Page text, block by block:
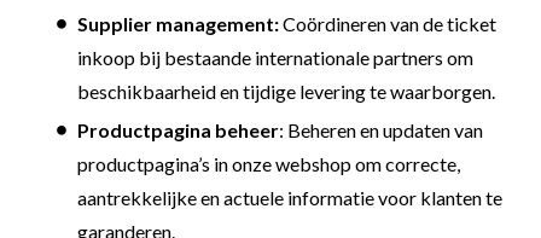
Supplier management:Coördineren van de ticket
inkoop bij bestaande internationale partners om
beschikbaarheid en tijdige levering te waarborgen.
Productpagina beheer: Beheren en updaten van
productpagina’s in onze webshop om correcte,
aantrekkelijke en actuele informatie voor klanten te
garanderen.